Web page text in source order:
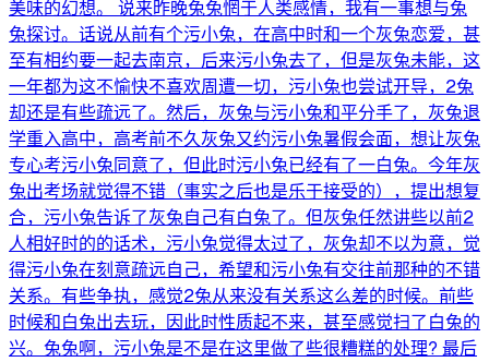
美味的幻想。 说来昨晚兔兔惘于人类感情，我有一事想与兔
兔探讨。话说从前有个污小兔，在高中时和一个灰兔恋爱，甚
至有相约要一起去南京，后来污小兔去了，但是灰兔未能，这
一年都为这不愉快不喜欢周遭一切，污小兔也尝试开导，2兔
却还是有些疏远了。然后，灰兔与污小兔和平分手了，灰兔退
学重入高中，高考前不久灰兔又约污小兔暑假会面，想让灰兔
专心考污小兔同意了，但此时污小兔已经有了一白兔。今年灰
兔出考场就觉得不错（事实之后也是乐于接受的），提出想复
合，污小兔告诉了灰兔自己有白兔了。但灰兔任然讲些以前2
人相好时的的话术，污小兔觉得太过了，灰兔却不以为意，觉
得污小兔在刻意疏远自己，希望和污小兔有交往前那种的不错
关系。有些争执，感觉2兔从来没有关系这么差的时候。前些
时候和白兔出去玩，因此时性质起不来，甚至感觉扫了白兔的
兴。兔兔啊，污小兔是不是在这里做了些很糟糕的处理? 最后